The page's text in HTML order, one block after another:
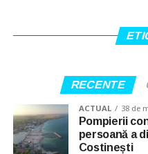
RECENTE
ACTUAL 38 de
Pompierii
persoană a
Costinești